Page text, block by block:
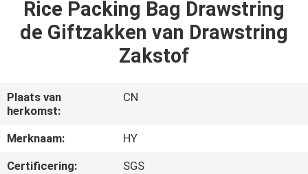
ONS
FABRIEKSTOCHT
KWALITEITSCONTROLE
NEEM
Rice Packing Bag Drawstring
de Giftzakken van Drawstring
Zakstof
Plaats van
herkomst:
CN
Merknaam:
HY
Certificering:
SGS